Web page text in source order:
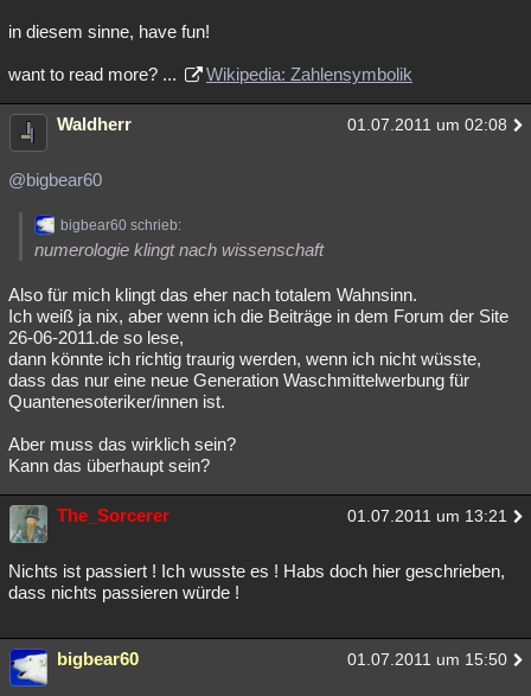
in diesem sinne, have fun!
want to read more? ... Wikipedia: Zahlensymbolik
Waldherr 01.07.2011 um 02:08
@bigbear60
bigbear60 schrieb:
numerologie klingt nach wissenschaft
Also für mich klingt das eher nach totalem Wahnsinn.
Ich weiß ja nix, aber wenn ich die Beiträge in dem Forum der Site
26-06-2011.de so lese,
dann könnte ich richtig traurig werden, wenn ich nicht wüsste,
dass das nur eine neue Generation Waschmittelwerbung für
Quantenesoteriker/innen ist.
Aber muss das wirklich sein?
Kann das überhaupt sein?
The_Sorcerer 01.07.2011 um 13:21
Nichts ist passiert ! Ich wusste es ! Habs doch hier geschrieben,
dass nichts passieren würde !
bigbear60 01.07.2011 um 15:50